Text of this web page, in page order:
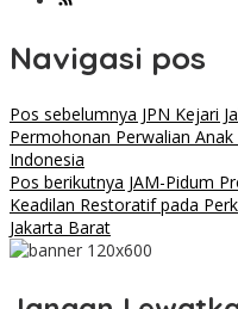
Navigasi pos
Pos sebelumnya JPN Kejari
Permohonan Perwalian
Indonesia
Pos berikutnya JAM-Pidum
Keadilan Restoratif pada
Jakarta Barat